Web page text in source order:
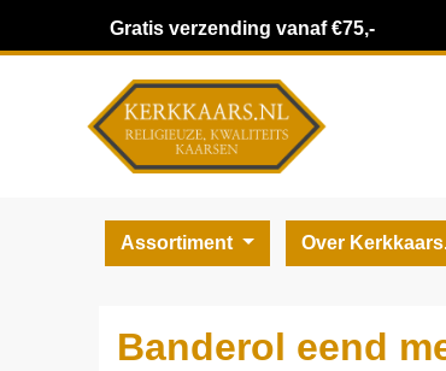
Gratis verzending vanaf €75,-
Assortiment Over
Banderol eend